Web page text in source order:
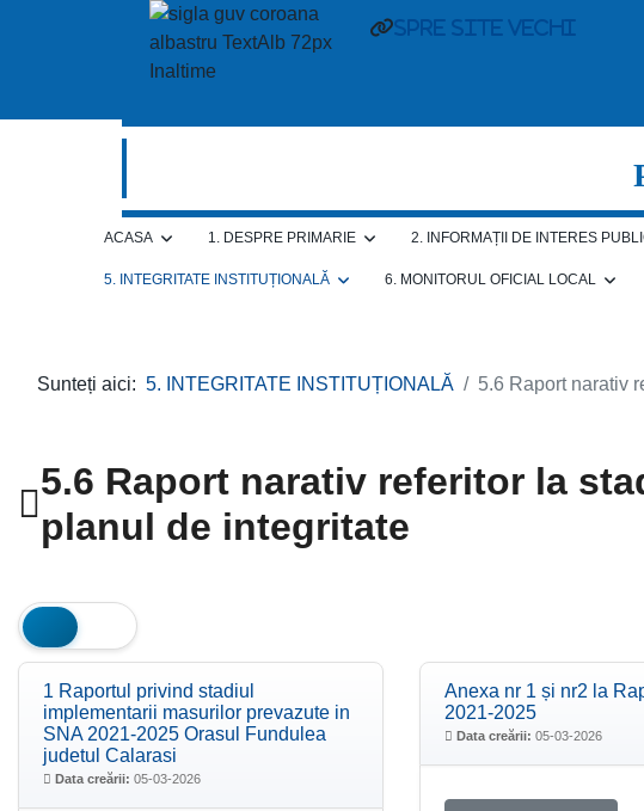
spre site vechi
ACASA 1. DESPRE PRIMARIE 2. INFORMAȚII DE INTERES
5. INTEGRITATE INSTITUȚIONALĂ 6. MONITORUL OFICIAL LOCAL
Sunteți aici: 5. INTEGRITATE INSTITUȚIONALĂ 5.6 Raport narativ
5.6 Raport narativ referitor la
planul de integritate
1 Raportul privind stadiul
implementarii masurilor prevazute in
SNA 2021-2025 Orasul Fundulea
judetul Calarasi
Data creării: 05-03-2026
Anexa nr 1 și nr2 la
2021-2025
Data creării: 05-03-2026